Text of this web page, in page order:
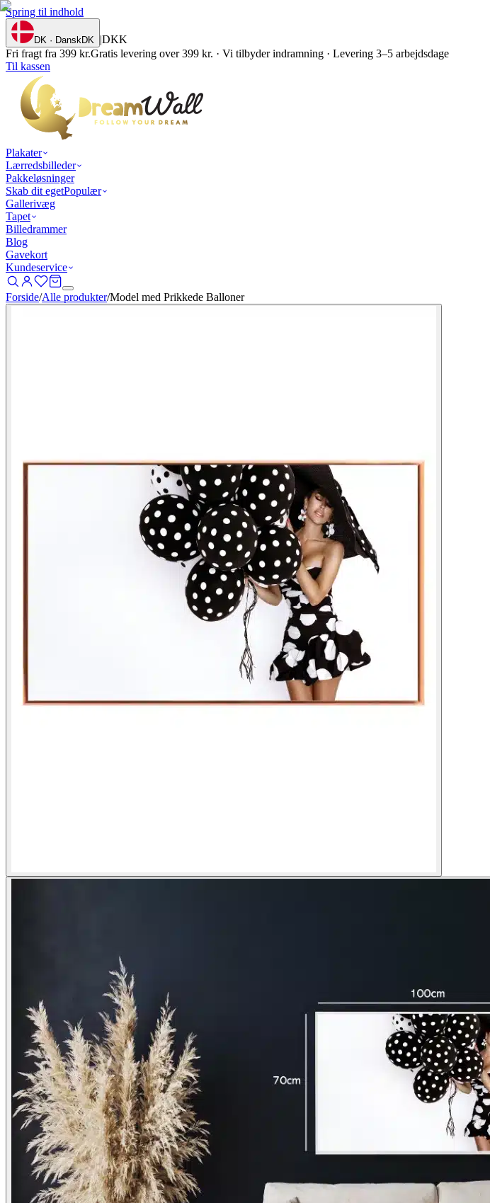
Spring til indhold
DK · DanskDK |DKK
Fri fragt fra 399 kr.Gratis levering over 399 kr. · Vi tilbyder indramning · Levering 3–5 arbejdsdage
Til kassen
Plakater
Lærredsbilleder
Pakkeløsninger
Skab dit egetPopulær
Gallerivæg
Tapet
Billedrammer
Blog
Gavekort
Kundeservice
Forside/Alle produkter/Model med Prikkede Balloner